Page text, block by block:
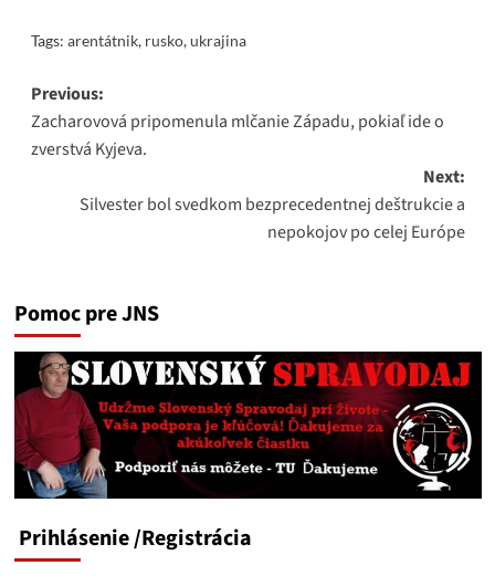
Tags: arentátnik, rusko,ukrajina
Post
navigation
Previous:
Zacharovová pripomenula mlčanie Západu, pokiaľ ide o
zverstvá Kyjeva.
Next:
Silvester bol svedkom bezprecedentnej deštrukcie a
nepokojov po celej Európe
Pomoc pre JNS
Prihlásenie/Registrácia